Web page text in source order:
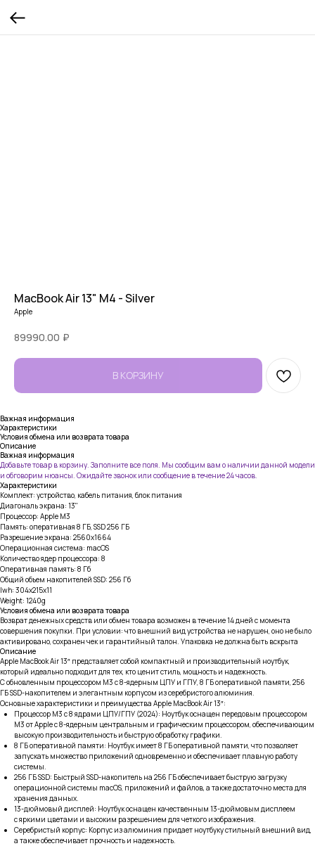
MacBook Air 13" M4 - Silver
Apple
89990.00 ₽
В КОРЗИНУ
Важная информация
Характеристики
Условия обмена или возврата товара
Описание
Важная информация
Добавьте товар в корзину. Заполните все поля. Мы сообщим вам о наличии данной модели
и обговорим нюансы. Ожидайте звонок или сообщение в течение 24 часов.
Характеристики
Комплект: устройство, кабель питания, блок питания
Диагональ экрана: 13"
Процессор: Apple M3
Память: оперативная 8 ГБ, SSD 256 ГБ
Разрешение экрана: 2560x1664
Операционная система: macOS
Количество ядер процессора: 8
Оперативная память: 8 Гб
Общий объем накопителей SSD: 256 Гб
lwh: 304x215x11
Weight: 1240g
Условия обмена или возврата товара
Возврат денежных средств или обмен товара возможен в течение 14 дней с момента
совершения покупки. При условии: что внешний вид устройства не нарушен, оно не было
активировано, сохранен чек и гарантийный талон. Упаковка не должна быть вскрыта
Описание
Apple MacBook Air 13″ представляет собой компактный и производительный ноутбук,
который идеально подходит для тех, кто ценит стиль, мощность и надежность.
С обновленным процессором M3 с 8-ядерным ЦПУ и ГПУ, 8 ГБ оперативной памяти, 256
ГБ SSD-накопителем и элегантным корпусом из серебристого алюминия.
Основные характеристики и преимущества Apple MacBook Air 13″:
Процессор M3 с 8 ядрами ЦПУ/ГПУ (2024): Ноутбук оснащен передовым процессором
M3 от Apple с 8-ядерным центральным и графическим процессором, обеспечивающим
высокую производительность и быструю обработку графики.
8 ГБ оперативной памяти: Ноутбук имеет 8 ГБ оперативной памяти, что позволяет
запускать множество приложений одновременно и обеспечивает плавную работу
системы.
256 ГБ SSD: Быстрый SSD-накопитель на 256 ГБ обеспечивает быструю загрузку
операционной системы macOS, приложений и файлов, а также достаточно места для
хранения данных.
13-дюймовый дисплей: Ноутбук оснащен качественным 13-дюймовым дисплеем
с яркими цветами и высоким разрешением для четкого изображения.
Серебристый корпус: Корпус из алюминия придает ноутбуку стильный внешний вид,
а также обеспечивает прочность и надежность.
Услуги
Trade-in
Каталог
iPhone
тел: 8-914-926-96-10